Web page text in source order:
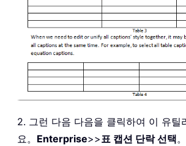
2. 그런 다음 다음을 클릭하여 이 유틸
요。 Enterprise>>표 캡션 단락 선택